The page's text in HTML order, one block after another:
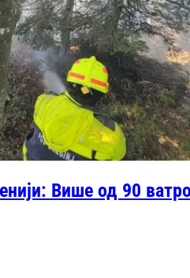
Више од 90